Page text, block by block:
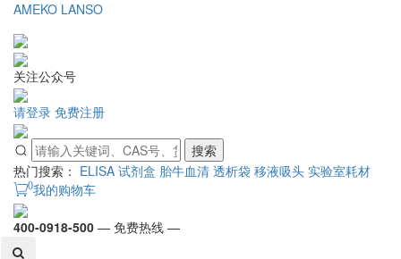
AMEKO LANSO
关注公众号
请登录 免费注册
搜索
热门搜索： ELISA 试剂盒 胎牛血清 透析袋 移液吸头 实验室耗材
0我的购物车
400-0918-500 — 免费热线 —